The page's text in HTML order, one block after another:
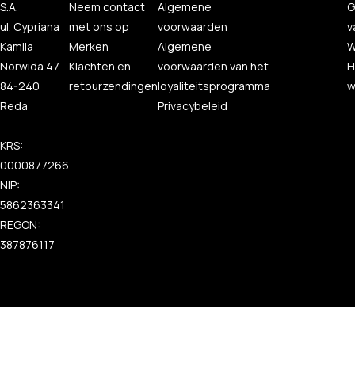
S.A.
ul. Cypriana
Kamila
Norwida 47
84-240
Reda
KRS:
0000877266
NIP:
5862363341
REGON:
387876117
Neem contact
met ons op
Merken
Klachten en
retourzendingen
Algemene
voorwaarden
Algemene
voorwaarden van het
loyaliteitsprogramma
Privacybeleid